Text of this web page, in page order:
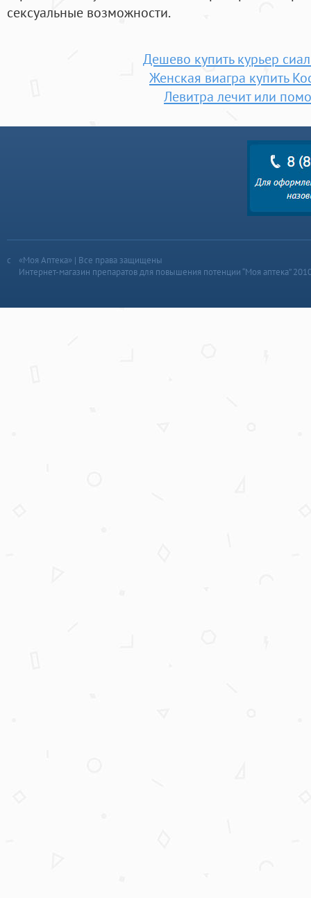
сексуальные возможности.
Дешево купить курьер
Женская виагра купить
Левитра лечит или
«Моя Аптека» | Все права защищены
Интернет-магазин препаратов для повышения потенции “Моя аптека”